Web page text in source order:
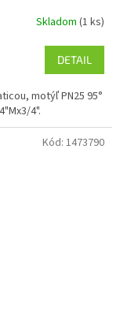
Skladom (1 ks)
DETAIL
motýľ PN25 95°
4".
Kód: 1473790